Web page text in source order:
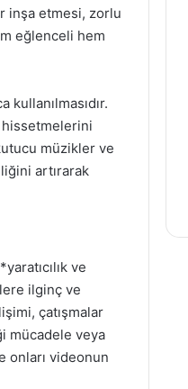
inşa etmesi, zorlu
eğlenceli hem
müzikler ve
artırarak
ve
ilginç ve
çatışmalar
mücadele veya
onları videonun